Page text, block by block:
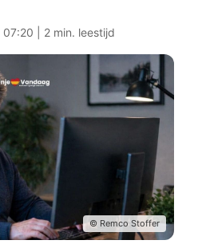
| 2 min. leestijd
© Remco Stoffer